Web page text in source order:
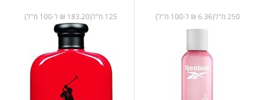
250 מ"ל(6.36 ₪ ל-100 מ"ל) 125 מ"ל(183.20 ₪ ל-100 מ"ל)